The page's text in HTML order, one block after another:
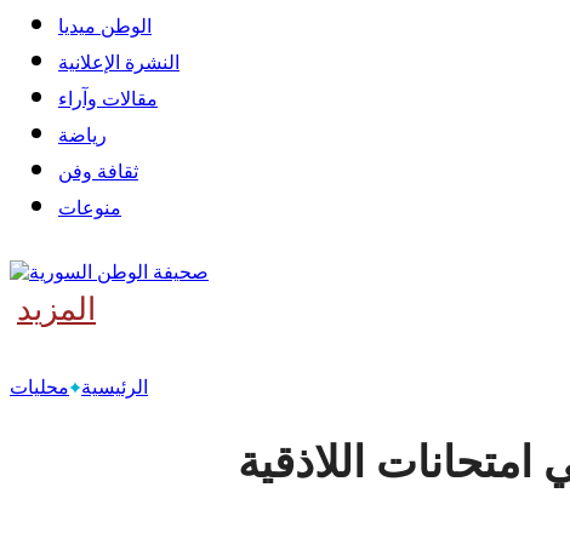
الوطن ميديا
النشرة الإعلانية
مقالات وآراء
رياضة
ثقافة وفن
منوعات
المزيد
الأخبار:‬
الرئيسية محليات
اللاذقية